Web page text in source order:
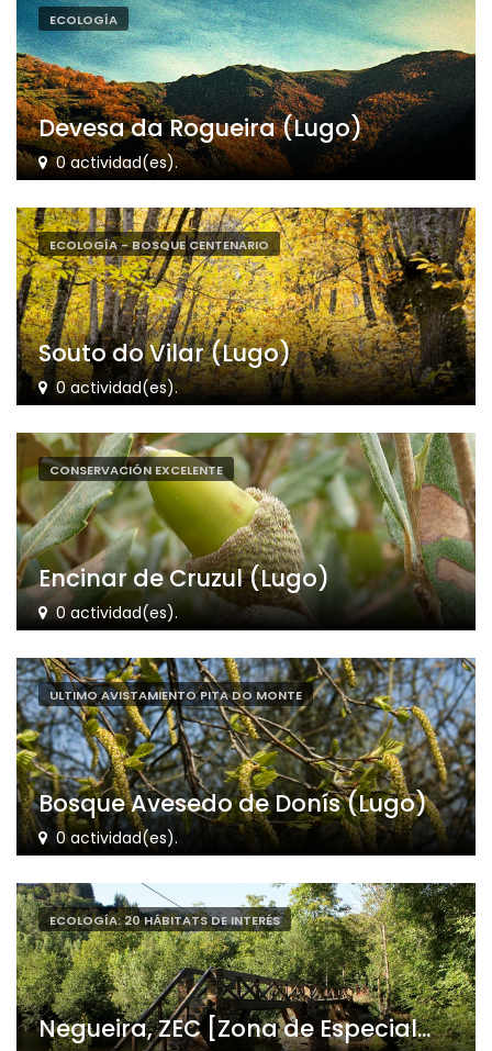
ECOLOGÍA
Devesa da Rogueira (Lugo)
0 actividad(es).
ECOLOGÍA - BOSQUE CENTENARIO
Souto do Vilar (Lugo)
0 actividad(es).
CONSERVACIÓN EXCELENTE
Encinar de Cruzul (Lugo)
0 actividad(es).
ULTIMO AVISTAMIENTO PITA DO MONTE
Bosque Avesedo de Donís (Lugo)
0 actividad(es).
ECOLOGÍA: 20 HÁBITATS DE INTERÉS
Negueira, ZEC [Zona de Especial...